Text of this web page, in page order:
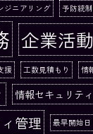
ジニアリング 予防統制
企業活動
援 工数見積もり 情
情報セキュリテ
管理 最早開始日